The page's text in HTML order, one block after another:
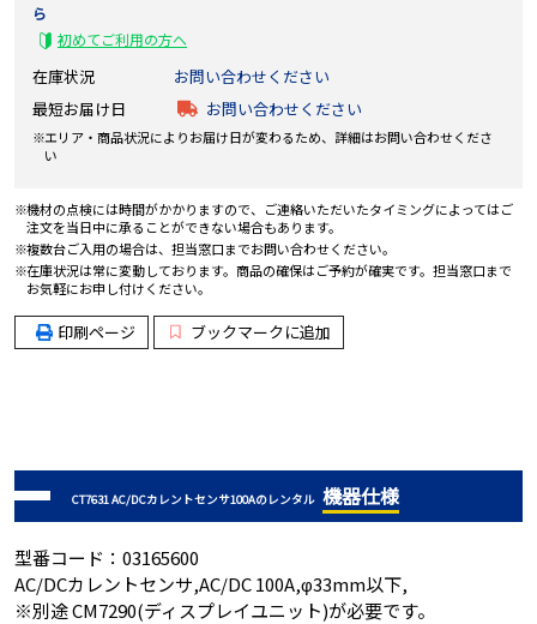
ら
初めてご利用の方へ
在庫状況
お問い合わせください
最短お届け日
お問い合わせください
エリア・商品状況によりお届け日が変わるため、詳細はお問い合わせくださ
い
機材の点検には時間がかかりますので、ご連絡いただいたタイミングによってはご
注文を当日中に承ることができない場合もあります。
複数台ご入用の場合は、担当窓口までお問い合わせください。
在庫状況は常に変動しております。商品の確保はご予約が確実です。担当窓口まで
お気軽にお申し付けください。
印刷ページ ブックマークに追加
CT7631 AC/DCカレントセンサ100Aのレンタル 機器仕様
型番コード：03165600
AC/DCカレントセンサ,AC/DC 100A,φ33mm以下,
※別途 CM7290(ディスプレイユニット)が必要です。